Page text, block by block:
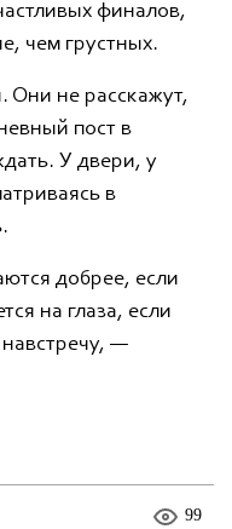
финалов,
чем грустных.
Они не расскажут,
пост в
У двери, у
в
добрее, если
на глаза, если
навстречу, —
99